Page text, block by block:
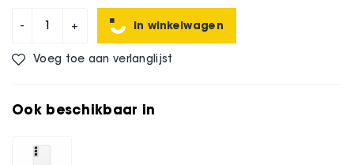
- + In winkelwagen
Voeg toe aan verlanglijst
Ook beschikbaar in